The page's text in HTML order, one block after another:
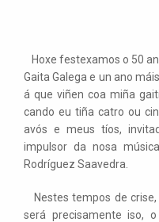
Hoxe festexamos o 50
Gaita Galega e un ano
á que viñen coa miña
cando eu tiña catro ou
avós e meus tíos,
impulsor da nosa
Rodríguez Saavedra.
Nestes tempos de
será precisamente iso,